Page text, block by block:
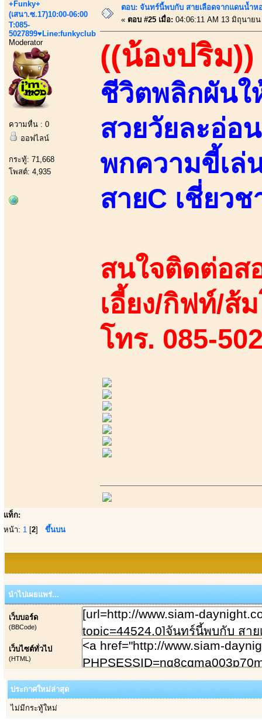
+Funky+
(เสนา.ซ.17)10:00-06:00
T:085-
5027899♥Line:funkyclub
Moderator
ความหื่น : 0
ออฟไลน์
กระทู้: 71,668
โพสต์: 4,935
ตอบ: จันทร์นี้พบกับ สายเลือดจากแดนน้ำ
« ตอบ #25 เมื่อ: 04:06:11 AM 13 มิถุนายน
((น้องปริม))
ชีวิตพลิกผันใ
สวยวัยละอ่อ
พกความขี้เล่
สายC เชี่ยว
สนใจติดต่อส
เอี้ยง/กิฟท์/ส้
โทร. 085-
แท็ก:
หน้า: 1 [2] ขึ้นบน
นำไปเผยแพร่...
เว็บบอร์ด
(BBCode)
เว็บไซต์ทั่วไป
(HTML)
ประกาศใหม่ล่าสุด
ไม่มีกระทู้ใหม่